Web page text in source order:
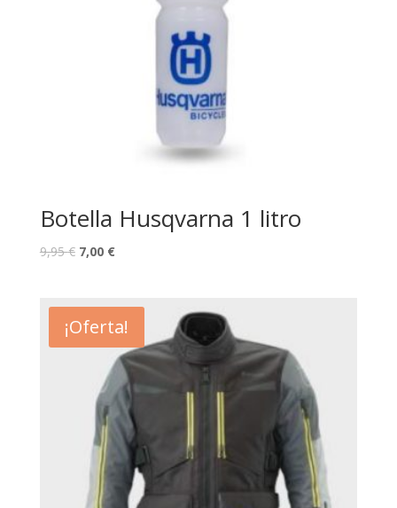
Botella Husqvarna 1 litro
9,95€ 7,00 €
¡Oferta!